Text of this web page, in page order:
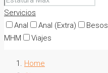
Servicios
Anal
Anal (Extra) Besos
MHM
Viajes
Home